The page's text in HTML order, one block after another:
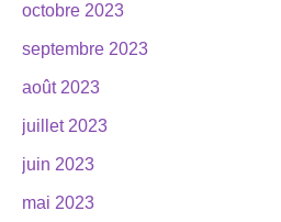
octobre 2023
septembre 2023
août 2023
juillet 2023
juin 2023
mai 2023